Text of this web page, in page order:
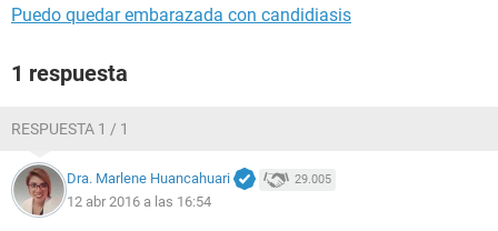
Puedo quedar embarazada con candidiasis
1 respuesta
RESPUESTA 1 / 1
Dra. Marlene Huancahuari 29.005
12 abr 2016 a las 16:54